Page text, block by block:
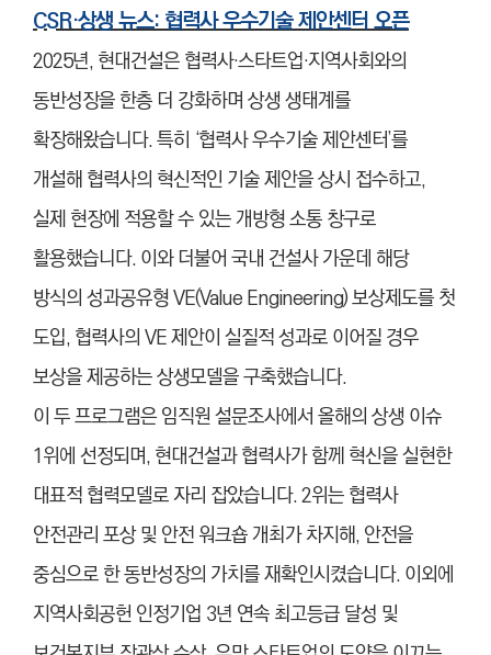
CSR·상생 뉴스: 협력사 우수기술 제안센터 오픈
2025년, 현대건설은 협력사·스타트업·지역사회와의
동반성장을 한층 더 강화하며 상생 생태계를
확장해왔습니다. 특히 ‘협력사 우수기술 제안센터’를
개설해 협력사의 혁신적인 기술 제안을 상시 접수하고,
실제 현장에 적용할 수 있는 개방형 소통 창구로
활용했습니다. 이와 더불어 국내 건설사 가운데 해당
방식의 성과공유형 VE(Value Engineering) 보상제도를 첫
도입, 협력사의 VE 제안이 실질적 성과로 이어질 경우
보상을 제공하는 상생모델을 구축했습니다.
이 두 프로그램은 임직원 설문조사에서 올해의 상생 이슈
1위에 선정되며, 현대건설과 협력사가 함께 혁신을 실현한
대표적 협력모델로 자리 잡았습니다. 2위는 협력사
안전관리 포상 및 안전 워크숍 개최가 차지해, 안전을
중심으로 한 동반성장의 가치를 재확인시켰습니다. 이외에
지역사회공헌 인정기업 3년 연속 최고등급 달성 및